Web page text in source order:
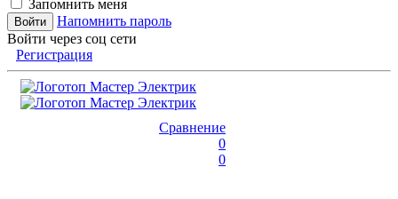
Запомнить меня
Напомнить пароль
Войти через соц сети
Регистрация
Сравнение
0
0